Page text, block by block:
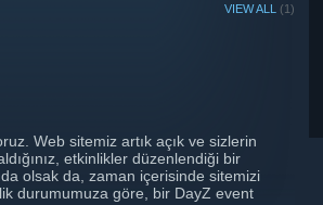
VIEW ALL (1)
Web sitemiz artık açık ve sizlerin
etkinlikler düzenlendiği bir
olsak da, zaman içerisinde sitemizi
durumumuza göre, bir DayZ event